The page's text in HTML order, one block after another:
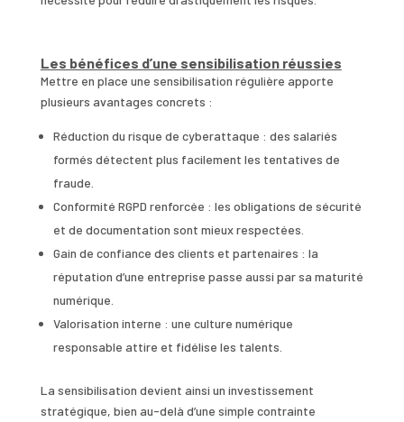
Les bénéfices d’une sensibilisation réussies
Mettre en place une sensibilisation régulière apporte
plusieurs avantages concrets :
Réduction du risque de cyberattaque : des salariés
formés détectent plus facilement les tentatives de
fraude.
Conformité RGPD renforcée : les obligations de sécurité
et de documentation sont mieux respectées.
Gain de confiance des clients et partenaires : la
réputation d’une entreprise passe aussi par sa maturité
numérique.
Valorisation interne : une culture numérique
responsable attire et fidélise les talents.
La sensibilisation devient ainsi un investissement
stratégique, bien au-delà d’une simple contrainte